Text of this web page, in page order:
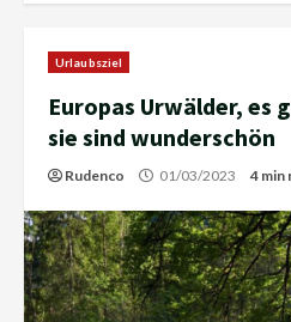
Urlaubsziel
Europas Urwälder, es
sie sind wunderschön
Rudenco 01/03/2023 4 min